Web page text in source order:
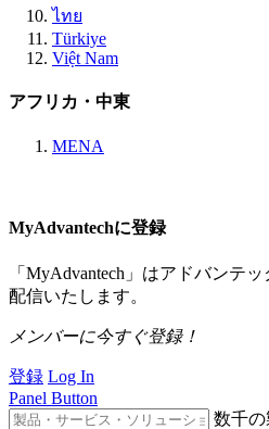
ไทย
Türkiye
Việt Nam
アフリカ・中東
MENA
MyAdvantechに登録
「MyAdvantech」はアドバンテ
配信いたします。
メンバーに今すぐ登録！
登録 Log In
Panel Button
数千